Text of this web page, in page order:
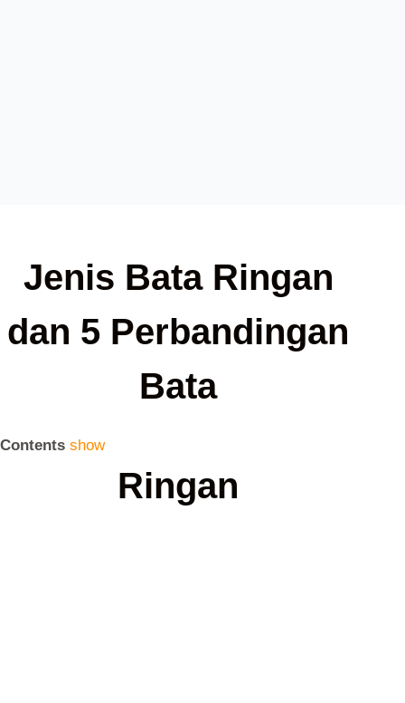
Jenis Bata Ringan
dan 5 Perbandingan
Bata
Contents show
Ringan